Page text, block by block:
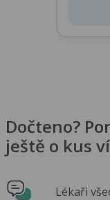
Dočteno?
ještě o kus
Lékaři